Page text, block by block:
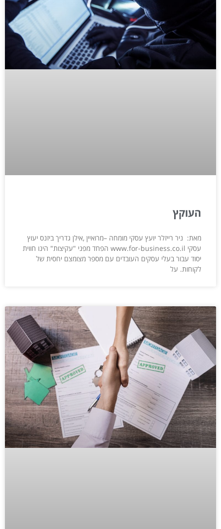
העוקץ
מאת: ניר רייזלר יועץ עסקי מומחה –מרואיין ,אילן גדריך ביזנס יעוץ
עסקי www.for-business.co.il הפחד מפני "עקיצות" הינו חווית
יסוד עבור בעלי עסקים העובדים עם מספר מצומצם יחסית של
לקוחות. על